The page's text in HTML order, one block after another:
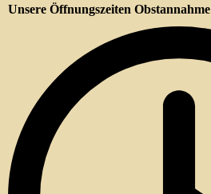
Unsere Öffnungszeiten Obstannahme